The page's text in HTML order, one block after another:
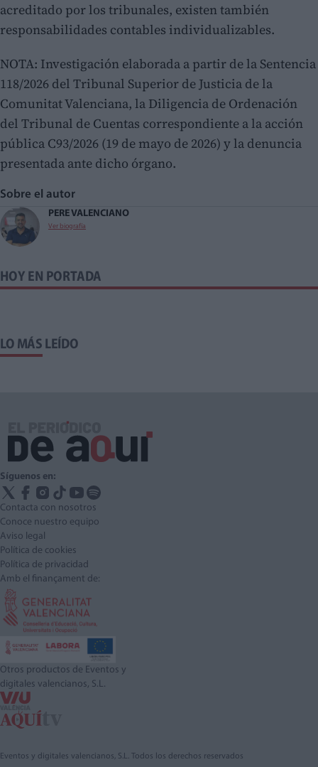
acreditado por los tribunales, existen también
responsabilidades contables individualizables.
NOTA: Investigación elaborada a partir de la Sentencia
118/2026 del Tribunal Superior de Justicia de la
Comunitat Valenciana, la Diligencia de Ordenación
del Tribunal de Cuentas correspondiente a la acción
pública C93/2026 (19 de mayo de 2026) y la denuncia
presentada ante dicho órgano.
Sobre el autor
PERE VALENCIANO
Ver biografía
HOY EN PORTADA
LO MÁS LEÍDO
Síguenos en:
Contacta con nosotros
Conoce nuestro equipo
Aviso legal
Política de cookies
Política de privacidad
Amb el finançament de:
Otros productos de Eventos y
digitales valencianos, S.L.
Eventos y digitales valencianos, S.L. Todos los derechos reservados